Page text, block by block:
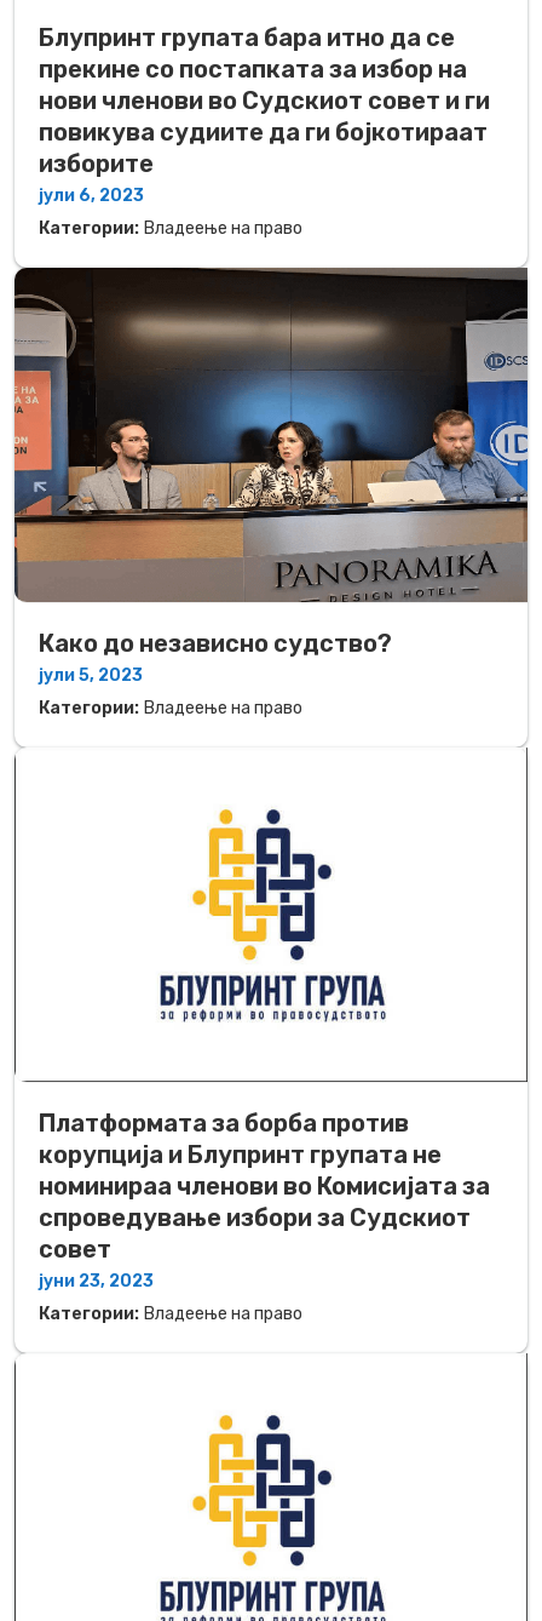
Блупринт групата бара итно да се
прекине со постапката за избор на
нови членови во Судскиот совет и ги
повикува судиите да ги бојкотираат
изборите
јули 6, 2023
Категории: Владеење на право
Како до независно судство?
јули 5, 2023
Категории: Владеење на право
Платформата за борба против
корупција и Блупринт групата не
номинираа членови во Комисијата за
спроведување избори за Судскиот
совет
јуни 23, 2023
Категории: Владеење на право